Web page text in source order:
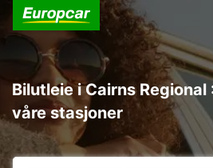
Bilutleie i Cairns
våre stasjoner